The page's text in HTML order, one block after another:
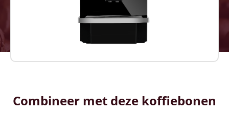
Combineer met deze koffiebonen